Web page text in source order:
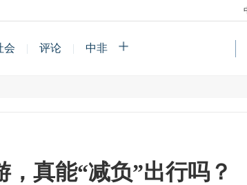
会 | 评论 | 中非
，真能“减负”出行吗？